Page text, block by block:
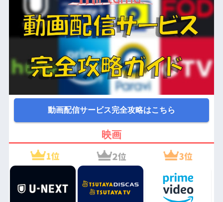
動画配信サービス完全攻略はこちら
映画